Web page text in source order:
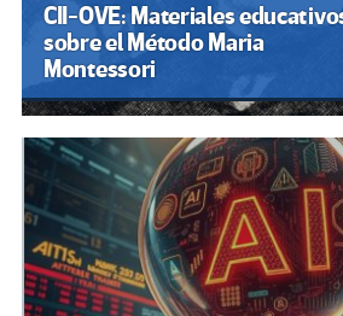
CII-OVE: Materiales
sobre el Método Maria
Montessori